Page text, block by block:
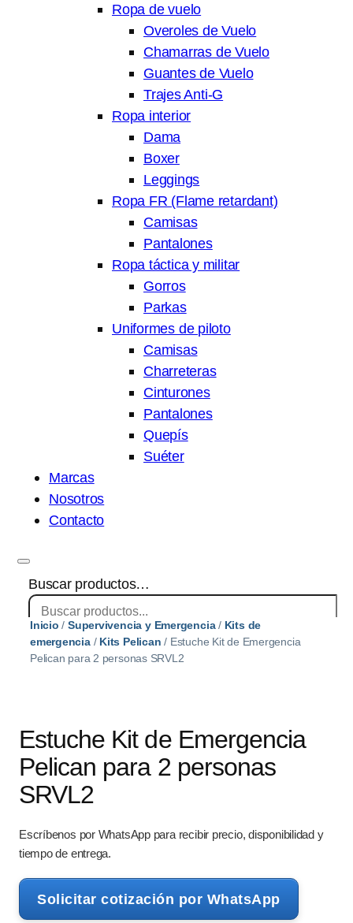
Ropa de vuelo
Overoles de Vuelo
Chamarras de Vuelo
Guantes de Vuelo
Trajes Anti-G
Ropa interior
Dama
Boxer
Leggings
Ropa FR (Flame retardant)
Camisas
Pantalones
Ropa táctica y militar
Gorros
Parkas
Uniformes de piloto
Camisas
Charreteras
Cinturones
Pantalones
Quepís
Suéter
Marcas
Nosotros
Contacto
Buscar productos…
×
Inicio /Supervivencia y Emergencia/ Kits de
emergencia/ Kits Pelican / Estuche Kit de Emergencia
Pelican para 2 personas SRVL2
Estuche Kit de Emergencia
Pelican para 2 personas
SRVL2
Escríbenos por WhatsApp para recibir precio, disponibilidad y
tiempo de entrega.
Solicitar cotización por WhatsApp